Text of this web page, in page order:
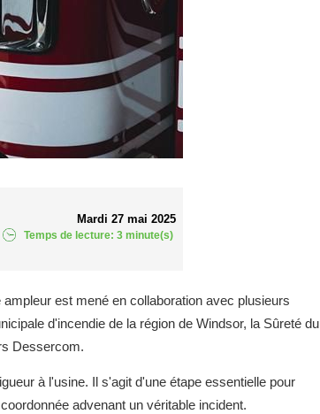
Mardi 27 mai 2025
Temps de lecture: 3 minute(s)
est mené en collaboration avec plusieurs
d'incendie de la région de Windsor, la Sûreté du
Dessercom.
à l'usine. Il s'agit d'une étape essentielle pour
advenant un véritable incident.